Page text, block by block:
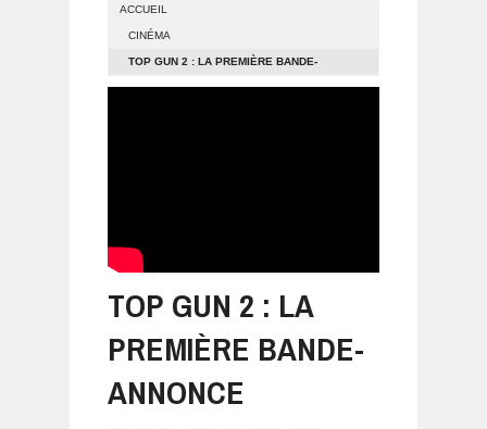
ACCUEIL
CINÉMA
TOP GUN 2 : LA PREMIÈRE BANDE-
ANNONCE
TOP GUN 2 : LA
PREMIÈRE BANDE-
ANNONCE